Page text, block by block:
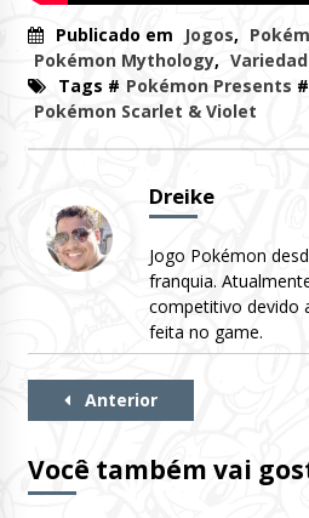
Publicado em Jogos,
Pokémon Mythology,
Tags # Pokémon Presents #
Pokémon Scarlet & Violet
Dreike
Jogo Pokémon
franquia.
competitivo devido
feita no game.
Continue
Anterior
Você também vai